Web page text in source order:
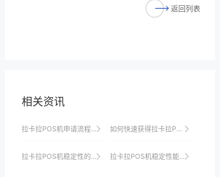
返回列表
相关资讯
拉卡拉POS机申请流程详解，助力商户快速接入支付系统 如何快速获得拉卡拉POS机服务
拉卡拉POS机稳定性的环境适应性 拉卡拉POS机稳定性能的案例分享